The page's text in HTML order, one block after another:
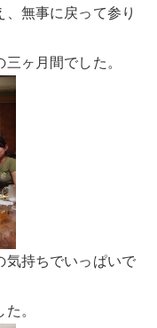
無事に戻って参り
ヶ月間でした。
気持ちでいっぱいで
。